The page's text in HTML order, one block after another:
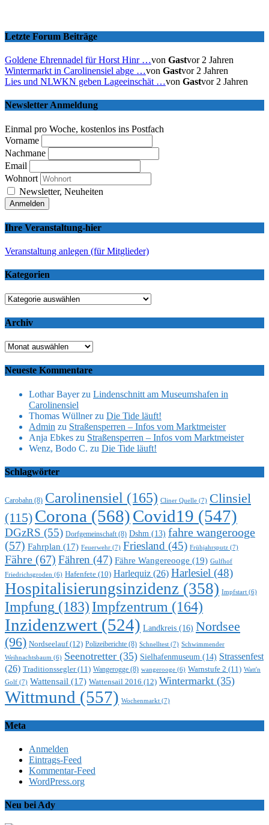
Letzte Forum Beiträge
Goldene Ehrennadel für Horst Hinr …von Gastvor 2 Jahren
Wintermarkt in Carolinensiel abge …von Gastvor 2 Jahren
Lies und NLWKN geben Lageeinschät …von Gastvor 2 Jahren
Newsletter Anmeldung
Einmal pro Woche, kostenlos ins Postfach
Vorname
Nachmane
Email
Wohnort
Newsletter, Neuheiten
Ihre Veranstaltung-hier
Veranstaltung anlegen (für Mitglieder)
Kategorien
Kategorien
Archiv
Archiv
Neueste Kommentare
Lothar Bayerzu Lindenschnitt am Museumshafen in
Carolinensiel
Thomas Wüllnerzu Die Tide läuft!
Admin zu Straßensperren – Infos vom Marktmeister
Anja Ebkes zu Straßensperren – Infos vom Marktmeister
Wenz, Bodo C. zu Die Tide läuft!
Schlagwörter
Carobahn (8) Carolinensiel (165) Cliner Quelle (7) Clinsiel
(115) Corona (568)Covid19 (547)
DGzRS (55) Dorfgemeinschaft(8) Dshm (13) fahre wangerooge
(57) Fahrplan (17) Feuerwehr (7) Friesland (45) Frühjahrsputz (7)
Fähre (67) Fähren (47) Fähre Wangereooge (19) Gulfhof
Friedrichsgroden (6) Hafenfete (10) Harlequiz (26) Harlesiel (48)
Hospitalisierungsinzidenz (358) Impfstart (6)
Impfung (183) Impfzentrum (164)
Inzidenzwert (524) Landkreis (16) Nordsee
(96) Nordseelauf(12) Polizeiberichte (8) Schnelltest (7) Schwimmender
Weihnachtsbaum (6) Seenotretter (35) Sielhafenmuseum (14) Strassenfest
(26) Traditionssegler(11) Wangerogge (8) wangerooge (6) Warnstufe 2 (11) Watt'n
Golf (7) Wattensail (17) Wattensail 2016 (12) Wintermarkt (35)
Wittmund (557) Wochenmarkt (7)
Meta
Anmelden
Eintrags-Feed
Kommentar-Feed
WordPress.org
Neu bei Ady